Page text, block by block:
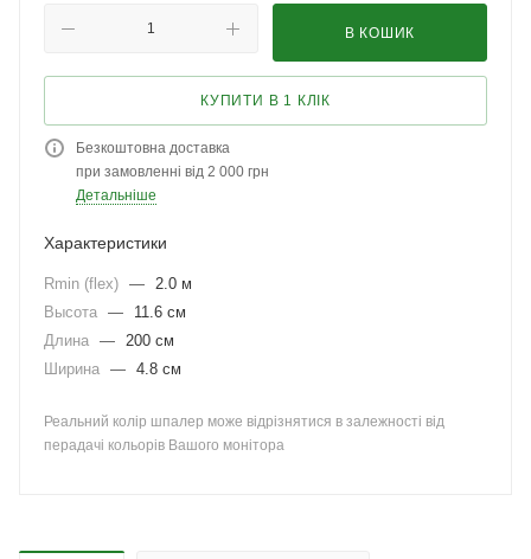
В КОШИК
КУПИТИ В 1 КЛІК
Безкоштовна доставка
при замовленні від 2 000 грн
Детальніше
Характеристики
Rmin (flex) — 2.0 м
Высота —
11.6 см
Длина — 200 см
Ширина — 4.8 см
Реальний колір шпалер може відрізнятися в залежності від
перадачі кольорів Вашого монітора